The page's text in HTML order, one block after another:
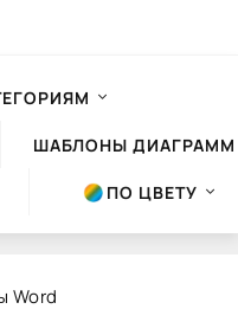
ШАБЛОНЫ ДИАГРАММ
ПО ЦВЕТУ
Word